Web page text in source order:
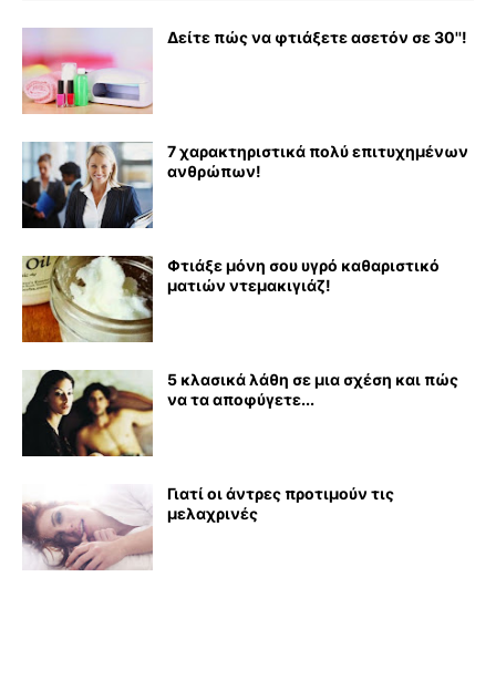
Δείτε πώς να φτιάξετε ασετόν σε 30''!
7 χαρακτηριστικά πολύ επιτυχημένων
ανθρώπων!
Φτιάξε μόνη σου υγρό καθαριστικό
ματιών ντεμακιγιάζ!
5 κλασικά λάθη σε μια σχέση και πώς
να τα αποφύγετε...
Γιατί οι άντρες προτιμούν τις
μελαχρινές